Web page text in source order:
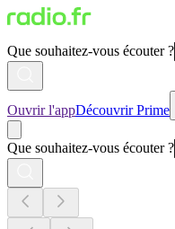
Que souhaitez-vous écouter ?
Ouvrir l'appDécouvrir Prime
Que souhaitez-vous écouter ?